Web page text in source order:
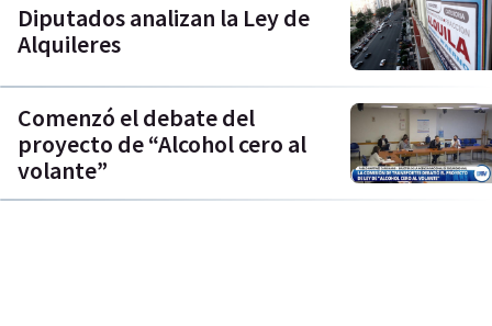
Diputados analizan la Ley de
Alquileres
Comenzó el debate del
proyecto de “Alcohol cero al
volante”